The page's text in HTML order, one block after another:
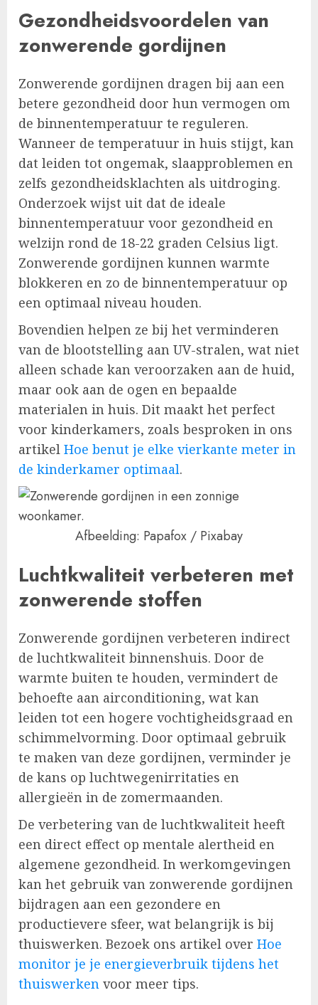
Gezondheidsvoordelen van
zonwerende gordijnen
Zonwerende gordijnen dragen bij aan een
betere gezondheid door hun vermogen om
de binnentemperatuur te reguleren.
Wanneer de temperatuur in huis stijgt, kan
dat leiden tot ongemak, slaapproblemen en
zelfs gezondheidsklachten als uitdroging.
Onderzoek wijst uit dat de ideale
binnentemperatuur voor gezondheid en
welzijn rond de 18-22 graden Celsius ligt.
Zonwerende gordijnen kunnen warmte
blokkeren en zo de binnentemperatuur op
een optimaal niveau houden.
Bovendien helpen ze bij het verminderen
van de blootstelling aan UV-stralen, wat niet
alleen schade kan veroorzaken aan de huid,
maar ook aan de ogen en bepaalde
materialen in huis. Dit maakt het perfect
voor kinderkamers, zoals besproken in ons
artikel Hoe benut je elke vierkante meter in
de kinderkamer optimaal.
Afbeelding: Papafox / Pixabay
Luchtkwaliteit verbeteren met
zonwerende stoffen
Zonwerende gordijnen verbeteren indirect
de luchtkwaliteit binnenshuis. Door de
warmte buiten te houden, vermindert de
behoefte aan airconditioning, wat kan
leiden tot een hogere vochtigheidsgraad en
schimmelvorming. Door optimaal gebruik
te maken van deze gordijnen, verminder je
de kans op luchtwegenirritaties en
allergieën in de zomermaanden.
De verbetering van de luchtkwaliteit heeft
een direct effect op mentale alertheid en
algemene gezondheid. In werkomgevingen
kan het gebruik van zonwerende gordijnen
bijdragen aan een gezondere en
productievere sfeer, wat belangrijk is bij
thuiswerken. Bezoek ons artikel over Hoe
monitor je je energieverbruik tijdens het
thuiswerken voor meer tips.